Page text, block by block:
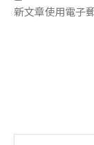
新文章使用電子